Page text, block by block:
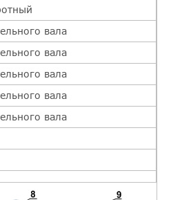
вала
вала
вала
вала
вала